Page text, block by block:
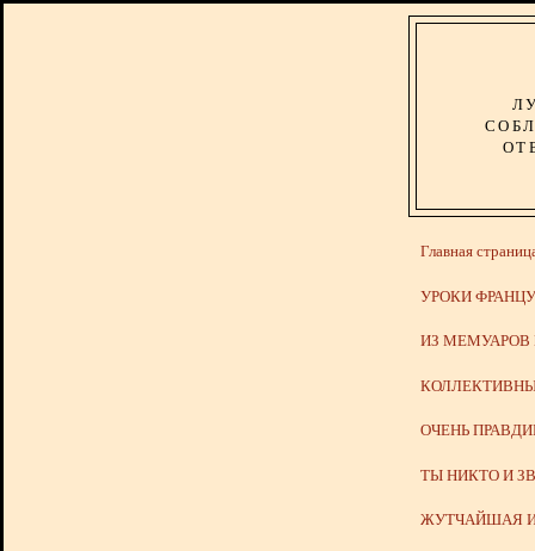
Главная
УРОКИ
ИЗ МЕМУАРОВ
ОЧЕНЬ
ТЫ НИКТО И
ЖУТЧАЙШАЯ